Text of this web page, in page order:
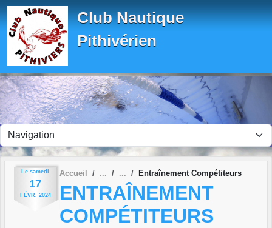
Club Nautique
Pithivérien
Le samedi
17
FÉVR. 2024
Accueil Entraînement Compétiteurs
ENTRAÎNEMENT
COMPÉTITEURS
Panneau de gestion des cookies